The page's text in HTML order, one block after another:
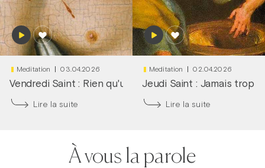
Meditation 03.04.2026
Vendredi Saint : Rien qu'une larme dans tes yeux |
Lire la suite
Meditation 02.04.2026
Jeudi Saint : Jamais trop
Lire la suite
À vous la parole